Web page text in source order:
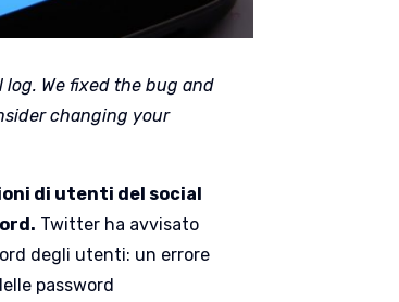
We fixed the bug and
changing your
di utenti del social
Twitter ha avvisato
degli utenti: un errore
password